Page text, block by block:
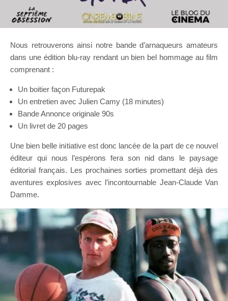
Nous retrouverons ainsi notre bande d’arnaqueurs amateurs
dans une édition blu-ray rendant un bien bel hommage au film
comprenant :
Un boitier façon Futurepak
Un entretien avec Julien Camy (18 minutes)
Bande Annonce originale 90s
Un livret de 20 pages
Une bien belle initiative est donc lancée de la part de ce nouvel
éditeur qui nous l’espérons fera son nid dans le paysage
éditorial français. Les prochaines sorties promettant déjà des
aventures explosives avec l’incontournable Jean-Claude Van
Damme.